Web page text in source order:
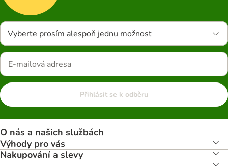
Vyberte prosím alespoň jednu možnost
Přihlásit se k odběru
O nás a našich službách
Výhody pro vás
Nakupování a slevy